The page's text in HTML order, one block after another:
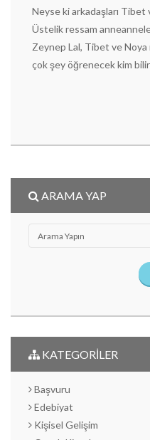
Neyse ki arkadaşları Tibet
Üstelik ressam
Zeynep Lal, Tibet ve
çok şey öğrenecek kim
ARAMA YAP
KATEGORİLER
Başvuru
Edebiyat
Kişisel Gelişim